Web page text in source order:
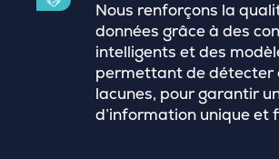
Nous renforçons la
données grâce à des
intelligents et des
permettant de détecter
lacunes, pour garantir
d’information unique et